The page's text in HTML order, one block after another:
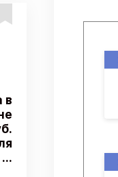
в
...